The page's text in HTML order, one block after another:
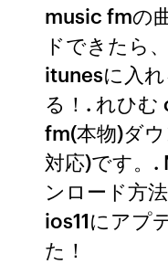
music fmの
ドできたら
itunesに入
る！. れひ
fm(本物)ダ
対応)です。.
ンロード方
ios11にアプ
た！